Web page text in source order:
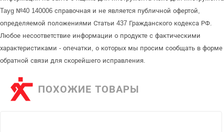
Tayg №40 140006 справочная и не является публичной офертой,
определяемой положениями Статьи 437 Гражданского кодекса РФ.
Любое несоответствие информации о продукте с фактическими
характеристиками - опечатки, о которых мы просим сообщать в форме
обратной связи для скорейшего исправления.
ПОХОЖИЕ ТОВАРЫ